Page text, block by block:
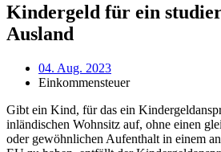
Kindergeld für ein
Ausland
04. Aug. 2023
Einkommensteuer
Gibt ein Kind, für das ein
inländischen Wohnsitz auf, ohne einen
oder gewöhnlichen Aufenthalt in einem